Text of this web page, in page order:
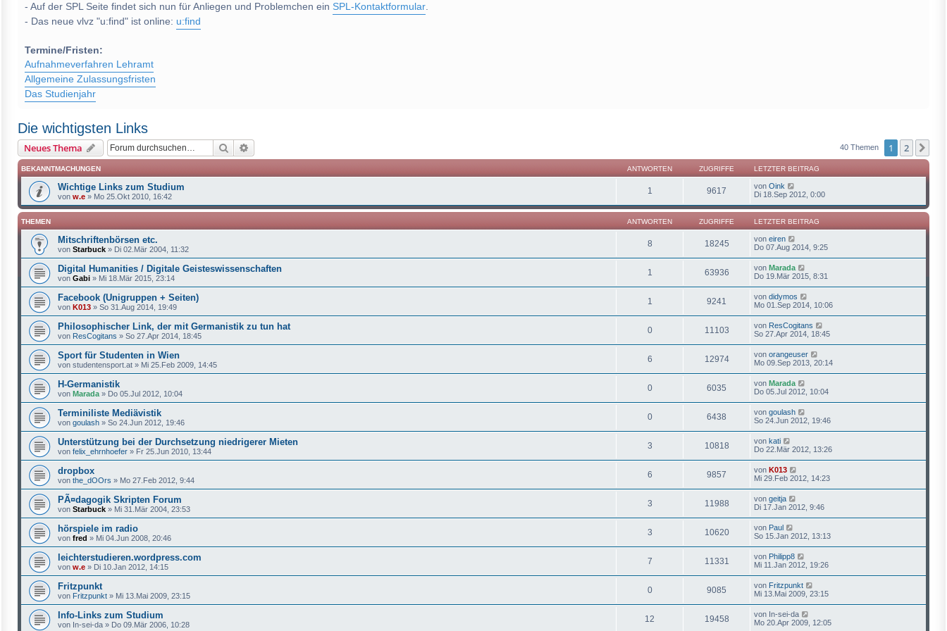
- Auf der SPL Seite findet sich nun für Anliegen und Problemchen ein SPL-Kontaktformular.
- Das neue vlvz "u:find" ist online: u:find
Termine/Fristen:
Aufnahmeverfahren Lehramt
Allgemeine Zulassungsfristen
Das Studienjahr
Die wichtigsten Links
Neues Thema Suche 40 Themen 1 2
BEKANNTMACHUNGEN ANTWORTEN ZUGRIFFE LETZTER BEITRAG
Wichtige Links zum Studium
von w.e » Mo 25.Okt 2010, 16:42
1 9617 von Oink
Di 18.Sep 2012, 0:00
THEMEN ANTWORTEN ZUGRIFFE LETZTER BEITRAG
Mitschriftenbörsen etc.
von Starbuck » Di 02.Mär 2004, 11:32
8 18245 von eiren
Do 07.Aug 2014, 9:25
Digital Humanities / Digitale Geisteswissenschaften
von Gabi » Mi 18.Mär 2015, 23:14
1 63936 von Marada
Do 19.Mär 2015, 8:31
Facebook (Unigruppen + Seiten)
von K013 » So 31.Aug 2014, 19:49
1 9241 von didymos
Mo 01.Sep 2014, 10:06
Philosophischer Link, der mit Germanistik zu tun hat
von ResCogitans » So 27.Apr 2014, 18:45
0 11103 von ResCogitans
So 27.Apr 2014, 18:45
Sport für Studenten in Wien
von studentensport.at » Mi 25.Feb 2009, 14:45
6 12974 von orangeuser
Mo 09.Sep 2013, 20:14
H-Germanistik
von Marada » Do 05.Jul 2012, 10:04
0 6035 von Marada
Do 05.Jul 2012, 10:04
Terminiliste Mediävistik
von goulash » So 24.Jun 2012, 19:46
0 6438 von goulash
So 24.Jun 2012, 19:46
Unterstützung bei der Durchsetzung niedrigerer Mieten
von felix_ehrnhoefer » Fr 25.Jun 2010, 13:44
3 10818 von kati
Do 22.Mär 2012, 13:26
dropbox
von the_dOOrs » Mo 27.Feb 2012, 9:44
6 9857 von K013
Mi 29.Feb 2012, 14:23
PÃ¤dagogik Skripten Forum
von Starbuck » Mi 31.Mär 2004, 23:53
3 11988 von geitja
Di 17.Jan 2012, 9:46
hörspiele im radio
von fred » Mi 04.Jun 2008, 20:46
3 10620 von Paul
So 15.Jan 2012, 13:13
leichterstudieren.wordpress.com
von w.e » Di 10.Jan 2012, 14:15
7 11331 von Philipp8
Mi 11.Jan 2012, 19:26
Fritzpunkt
von Fritzpunkt » Mi 13.Mai 2009, 23:15
0 9085 von Fritzpunkt
Mi 13.Mai 2009, 23:15
Info-Links zum Studium
von In-sei-da » Do 09.Mär 2006, 10:28
12 19458 von In-sei-da
Mo 20.Apr 2009, 12:05